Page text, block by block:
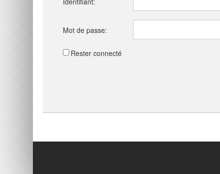
Mot de passe:
Rester connecté